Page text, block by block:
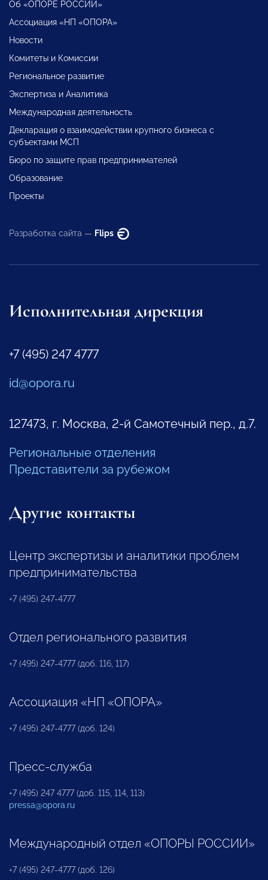
Об «ОПОРЕ РОССИИ»
Ассоциация «НП «ОПОРА»
Новости
Комитеты и Комиссии
Региональное развитие
Экспертиза и Аналитика
Международная деятельность
Декларация о взаимодействии крупного бизнеса с
субъектами МСП
Бюро по защите прав предпринимателей
Образование
Проекты
Разработка сайта — Flips
Исполнительная дирекция
+7 (495) 247 4777
id@opora.ru
127473, г. Москва, 2-й Самотечный пер., д.7.
Региональные отделения
Представители за рубежом
Другие контакты
Центр экспертизы и аналитики проблем
предпринимательства
+7 (495) 247-4777
Отдел регионального развития
+7 (495) 247-4777 (доб. 116, 117)
Ассоциация «НП «ОПОРА»
+7 (495) 247-4777 (доб. 124)
Пресс-служба
+7 (495) 247 4777 (доб. 115, 114, 113)
pressa@opora.ru
Международный отдел «ОПОРЫ РОССИИ»
+7 (495) 247-4777 (доб. 126)